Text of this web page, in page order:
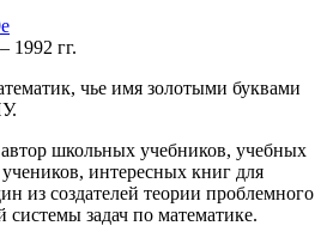
1992 гг.
чье имя золотыми буквами
школьных учебников, учебных
интересных книг для
из создателей теории проблемного
задач по математике.